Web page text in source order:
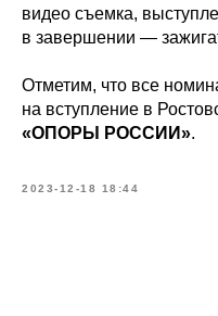
видео съемка,
в завершении —
Отметим, что все
на вступление в
«ОПОРЫ РОССИИ».
2023-12-18 18:44